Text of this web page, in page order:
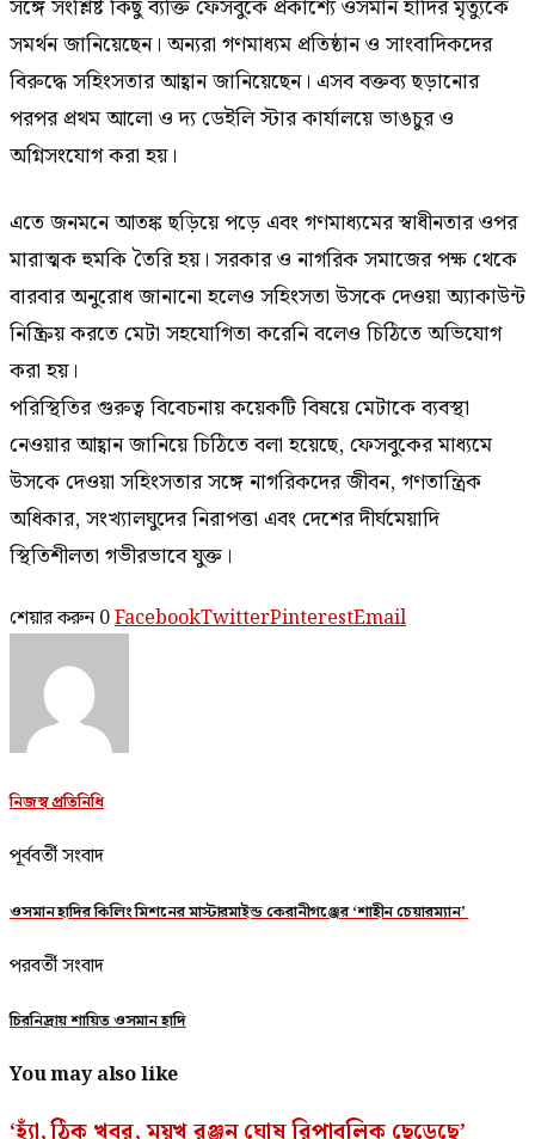
সঙ্গে সংশ্লিষ্ট কিছু ব্যক্তি ফেসবুকে প্রকাশ্যে ওসমান হাদির মৃত্যুকে
সমর্থন জানিয়েছেন। অন্যরা গণমাধ্যম প্রতিষ্ঠান ও সাংবাদিকদের
বিরুদ্ধে সহিংসতার আহ্বান জানিয়েছেন। এসব বক্তব্য ছড়ানোর
পরপর প্রথম আলো ও দ্য ডেইলি স্টার কার্যালয়ে ভাঙচুর ও
অগ্নিসংযোগ করা হয়।
এতে জনমনে আতঙ্ক ছড়িয়ে পড়ে এবং গণমাধ্যমের স্বাধীনতার ওপর
মারাত্মক হুমকি তৈরি হয়। সরকার ও নাগরিক সমাজের পক্ষ থেকে
বারবার অনুরোধ জানানো হলেও সহিংসতা উসকে দেওয়া অ্যাকাউন্ট
নিষ্ক্রিয় করতে মেটা সহযোগিতা করেনি বলেও চিঠিতে অভিযোগ
করা হয়।
পরিস্থিতির গুরুত্ব বিবেচনায় কয়েকটি বিষয়ে মেটাকে ব্যবস্থা
নেওয়ার আহ্বান জানিয়ে চিঠিতে বলা হয়েছে, ফেসবুকের মাধ্যমে
উসকে দেওয়া সহিংসতার সঙ্গে নাগরিকদের জীবন, গণতান্ত্রিক
অধিকার, সংখ্যালঘুদের নিরাপত্তা এবং দেশের দীর্ঘমেয়াদি
স্থিতিশীলতা গভীরভাবে যুক্ত।
শেয়ার করুন 0FacebookTwitterPinterestEmail
নিজস্ব প্রতিনিধি
পূর্ববর্তী সংবাদ
ওসমান হাদির কিলিং মিশনের মাস্টারমাইন্ড কেরানীগঞ্জের ‘শাহীন চেয়ারম্যান’
পরবর্তী সংবাদ
চিরনিদ্রায় শায়িত ওসমান হাদি
You may also like